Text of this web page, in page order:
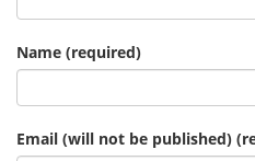
Name (required)
Email (will not be published)